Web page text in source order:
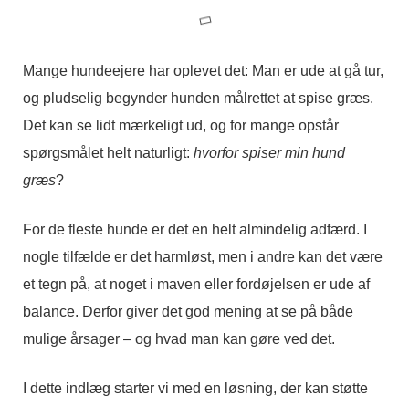
Mange hundeejere har oplevet det: Man er ude at gå tur,
og pludselig begynder hunden målrettet at spise græs.
Det kan se lidt mærkeligt ud, og for mange opstår
spørgsmålet helt naturligt: hvorfor spiser min hund
græs?
For de fleste hunde er det en helt almindelig adfærd. I
nogle tilfælde er det harmløst, men i andre kan det være
et tegn på, at noget i maven eller fordøjelsen er ude af
balance. Derfor giver det god mening at se på både
mulige årsager – og hvad man kan gøre ved det.
I dette indlæg starter vi med en løsning, der kan støtte